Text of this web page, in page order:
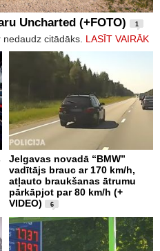
Uncharted (+FOTO) 1
citādāks. LASĪT VAIRĀK
Jelgavas novadā “BMW”
vadītājs brauc ar 170 km/h,
atļauto braukšanas ātrumu
pārkāpjot par 80 km/h (+
VIDEO)
6